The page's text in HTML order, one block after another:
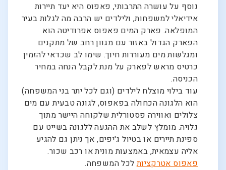
נוסף על עושרה התרבותי, פאפוס היא יעד תיירות
אידיאלי למשפחות, ולילדים יש הרבה מה לגלות בעיר
המופלאה. פארק המים פאפוס אפרודיטה הוא
הפארק הגדול באזור עם מגוון רחב של מתקנים
ומגלשות מים מעוררות חיוך. שימו לב שכדאי להזמין
כרטיס מראש לפארק על מנת לקבל הנחה במחיר
הכניסה.
עוד בילוי מוצלח לילדים (וגם לכל יתר בני המשפחה)
הוא הלגונה הכחולה בפאפוס, לגונה טבעית עם מים
צלולים ואווירה פסטורלית שלקוחה היישר מתוך
גלויה. מומלץ לשלב את ההגעה ללגונה בשייט עם
ספינת תיירים או בטיול ג'יפים, אך ניתן גם להגיע
אליה עצמאית, באמצעות מונית או רכב שכור.
פאפוס אטרקציותלכל המשפחה.